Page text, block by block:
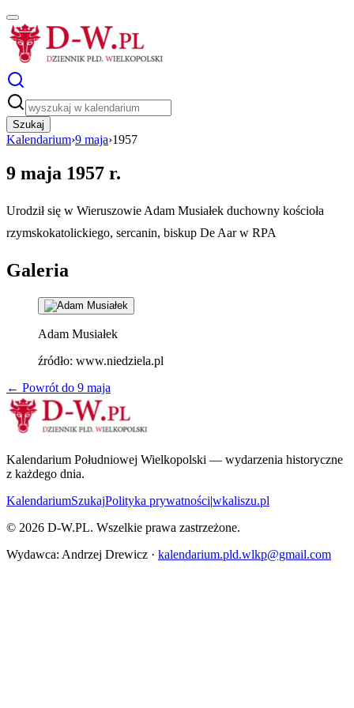
Szukaj
Kalendarium›9 maja›1957
9 maja 1957 r.
Urodził się w Wieruszowie Adam Musiałek duchowny kościoła
rzymskokatolickiego, sercanin, biskup De Aar w RPA
Galeria
Adam Musiałek
źródło: www.niedziela.pl
← Powrót do 9 maja
Kalendarium Południowej Wielkopolski — wydarzenia historyczne
z każdego dnia.
KalendariumSzukajPolityka prywatności|wkaliszu.pl
© 2026 D-W.PL. Wszelkie prawa zastrzeżone.
Wydawca: Andrzej Drewicz · kalendarium.pld.wlkp@gmail.com